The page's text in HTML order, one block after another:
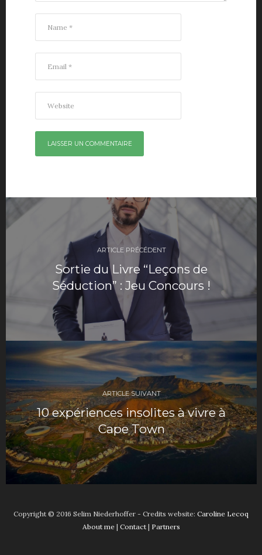
Navigation
ARTICLE PRÉCÉDENT
Sortie du Livre “Leçons de
Séduction” : Jeu Concours !
ARTICLE SUIVANT
10 expériences insolites à vivre à
Cape Town
Copyright © 2016 Selim Niederhoffer - Credits website: Caroline Lecoq
About me| Contact| Partners